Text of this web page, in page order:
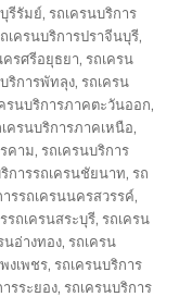
รีรัมย์,รถเครนบริการ
เครนบริการปราจีนบุรี,
ครศรีอยุธยา,รถเครน
ริการพัทลุง,รถเครน
รนบริการภาคตะวันออก,
ครนบริการภาคเหนือ,
คาม,รถเครนบริการ
การรถเครนชัยนาท,รถ
รรถเครนนครสวรรค์,
รถเครนสระบุรี,รถเครน
นอ่างทอง,รถเครน
งเพชร,รถเครนบริการ
รระยอง,รถเครนบริการ